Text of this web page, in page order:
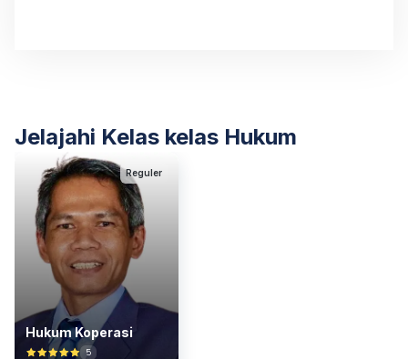
Jelajahi Kelas kelas Hukum
Reguler
Hukum Koperasi
5